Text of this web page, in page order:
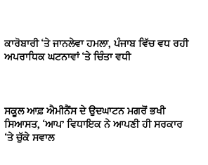
ਕਾਰੋਬਾਰੀ ‘ਤੇ ਜਾਨਲੇਵਾ ਹਮਲਾ, ਪੰਜਾਬ ਵਿੱਚ ਵਧ ਰਹੀ
ਅਪਰਾਧਿਕ ਘਟਨਾਵਾਂ ‘ਤੇ ਚਿੰਤਾ ਵਧੀ
ਸਕੂਲ ਆਫ਼ ਐਮੀਨੈਂਸ ਦੇ ਉਦਘਾਟਨ ਮਗਰੋਂ ਭਖੀ
ਸਿਆਸਤ, ‘ਆਪ’ ਵਿਧਾਇਕ ਨੇ ਆਪਣੀ ਹੀ ਸਰਕਾਰ
‘ਤੇ ਚੁੱਕੇ ਸਵਾਲ